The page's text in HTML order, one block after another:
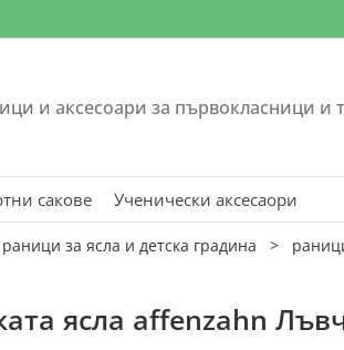
и аксесоари за първокласници и
сакове Ученически аксесаори
раници за ясла и детска градина >
ясла affenzahn